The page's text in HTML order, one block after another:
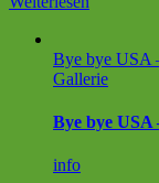
Bye bye USA
Gallerie
Bye bye USA
info